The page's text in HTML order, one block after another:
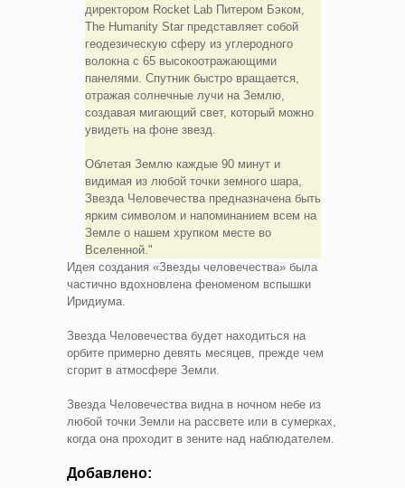
директором Rocket Lab Питером Бэком,
The Humanity Star представляет собой
геодезическую сферу из углеродного
волокна с 65 высокоотражающими
панелями. Спутник быстро вращается,
отражая солнечные лучи на Землю,
создавая мигающий свет, который можно
увидеть на фоне звезд.
Облетая Землю каждые 90 минут и
видимая из любой точки земного шара,
Звезда Человечества предназначена быть
ярким символом и напоминанием всем на
Земле о нашем хрупком месте во
Вселенной.
Идея создания «Звезды человечества» была
частично вдохновлена феноменом вспышки
Иридиума.
Звезда Человечества будет находиться на
орбите примерно девять месяцев, прежде чем
сгорит в атмосфере Земли.
Звезда Человечества видна в ночном небе из
любой точки Земли на рассвете или в сумерках,
когда она проходит в зените над наблюдателем.
Добавлено: